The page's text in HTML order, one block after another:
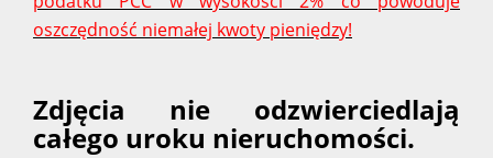
oszczędność niemałej kwoty pieniędzy!
Zdjęcia nie odzwierciedlają
całego uroku nieruchomości.